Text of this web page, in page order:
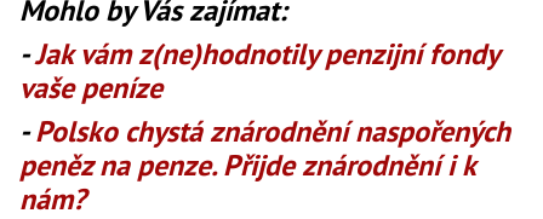
Mohlo by Vás zajímat:
-Jak vám z(ne)hodnotily penzijní fondy
vaše peníze
-Polsko chystá znárodnění naspořených
peněz na penze. Přijde znárodnění i k
nám?